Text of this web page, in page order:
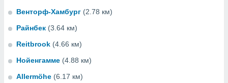
Венторф-Хамбург (2.78 км)
Райнбек (3.64 км)
Reitbrook (4.66 км)
Нойенгамме (4.88 км)
Allermöhe (6.17 км)